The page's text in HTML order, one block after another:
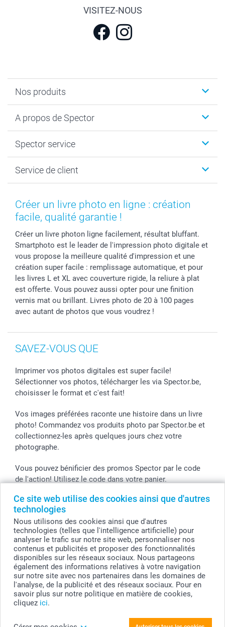
Ce site web utilise des cookies ainsi que d'autres
technologies
Nous utilisons des cookies ainsi que d'autres
technologies (telles que l'intelligence artificielle) pour
analyser le trafic sur notre site web, personnaliser nos
contenus et publicités et proposer des fonctionnalités
disponibles sur les réseaux sociaux. Nous partageons
également des informations relatives à votre navigation
sur notre site avec nos partenaires dans les domaines de
l'analyse, de la publicité et des réseaux sociaux. Pour en
savoir plus sur notre politique en matière de cookies,
cliquez ici.
VISITEZ-NOUS
Nos produits
Faire-part & Cartes
Livre photo
Développement photo & Tirage photo
Cadres photo, accessoires déco & bonbons
Coques smartphone
A propos de Spector
Plan du site
Vie privée
Spector service
smartbonus
Statut de ma commnade
Service de client
Créer un livre photo en ligne : création
facile, qualité garantie !
Créer un livre photon ligne facilement, résultat bluffant.
Smartphoto est le leader de l'impression photo digitale et
vous propose la meilleure qualité d'impression et une
création super facile : remplissage automatique, et pour
les livres L et XL avec couverture rigide, la reliure à plat
est offerte. Vous pouvez aussi opter pour une finition
vernis mat ou brillant. Livres photo de 20 à 100 pages
avec autant de photos que vous voudrez !
SAVEZ-VOUS QUE
Imprimer vos photos digitales est super facile!
Sélectionner vos photos, télécharger les via Spector.be,
choisisser le format et c'est fait!
Vos images préférées raconte une histoire dans un livre
photo! Commandez vos produits photo par Spector.be et
collectionnez-les après quelques jours chez votre
photographe.
Vous pouvez bénificier des promos Spector par le code
de l'action! Utilisez le code dans votre panier.
© smartphoto group. Tous droits réservés
smartphoto group SA.
Siège social : Kwatrechtsteenweg 160, 9230 Wetteren, Belgique
Numéro de TVA BE 0405.706.755
Numéro d'entreprise 0405.706.755.
Coordonnées bancaires: IBAN BE71 2850 2711 5569 - BIC: GEBABEBB
Tous les prix sont en EURO (€), TVA incluse et hors frais de port.